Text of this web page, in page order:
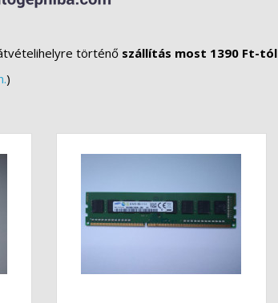
történő szállítás most 1390 Ft-tól
)